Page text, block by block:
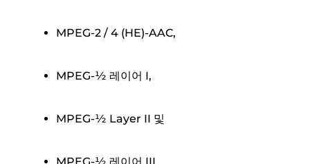
MPEG-2 / 4 (HE)-AAC,
MPEG-½ 레이어 I,
MPEG-½ Layer II 및